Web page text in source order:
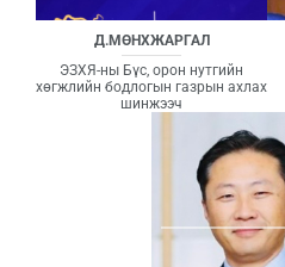
Д.МӨНХЖАРГАЛ
ЭЗХЯ-ны Бүс, орон нутгийн
хөгжлийн бодлогын газрын ахлах
шинжээч